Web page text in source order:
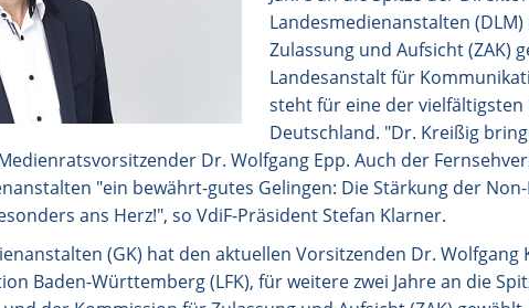
Landesmedienanstalten
Zulassung und Aufsicht (ZAK)
Landesanstalt für
steht für eine der
Deutschland. "Dr. Kreißig
Dr. Wolfgang Epp. Auch der
"ein bewährt-gutes Gelingen: Die Stärkung der
ans Herz!", so VdiF-Präsident Stefan Klarner.
(GK) hat den aktuellen Vorsitzenden Dr. Wolfgang
Baden-Württemberg (LFK), für weitere zwei Jahre an die